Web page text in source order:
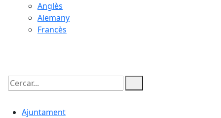
Anglès
Alemany
Francès
Cercar:
Ajuntament